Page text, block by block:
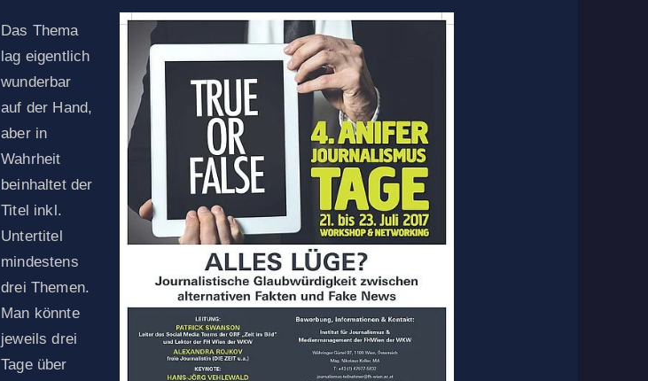
Das Thema
lag eigentlich
wunderbar
auf der Hand,
aber in
Wahrheit
beinhaltet der
Titel inkl.
Untertitel
mindestens
drei Themen.
Man könnte
jeweils drei
Tage über